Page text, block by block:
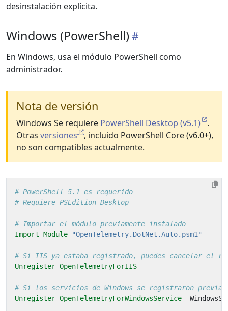
desinstalación explícita.
Windows (PowerShell)
En Windows, usa el módulo PowerShell como
administrador.
Nota de versión
Windows Se requiere PowerShell Desktop (v5.1)
.
Otras versiones
, incluido PowerShell Core (v6.0+),
no son compatibles actualmente.
# PowerShell 5.1 es requerido
# Requiere PSEdition Desktop
# Importar el módulo previamente instalado
Import-Module
"OpenTelemetry.DotNet.Auto.psm1"
# Si IIS ya estaba registrado, puedes cancelar el
Unregister-OpenTelemetryForIIS
# Si los servicios de Windows se registraron
Unregister-OpenTelemetryForWindowsService
-